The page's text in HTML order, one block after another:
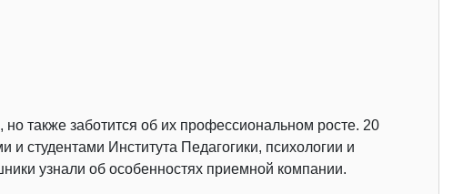
также заботится об их профессиональном росте. 20
и студентами Института Педагогики, психологии и
узнали об особенностях приемной компании.